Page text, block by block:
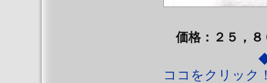
価格：２５，８
◆◆ ココ
ココをクリッ